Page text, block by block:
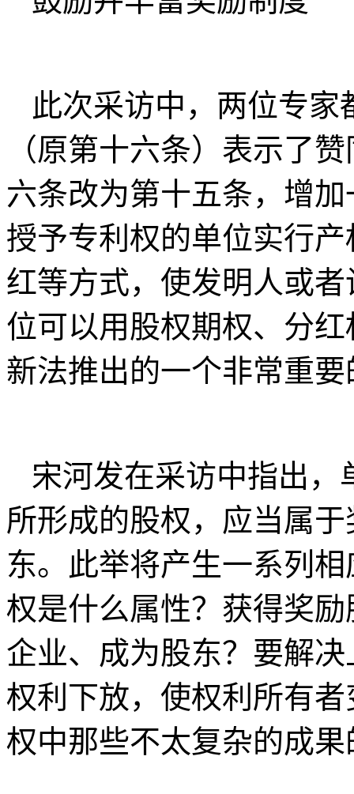
此次采访中，两位专
（原第十六条）表示了
六条改为第十五条，增
授予专利权的单位实行
红等方式，使发明人或
位可以用股权期权、分
新法推出的一个非常重
宋河发在采访中指出
所形成的股权，应当属
东。此举将产生一系列
权是什么属性？获得奖
企业、成为股东？要解
权利下放，使权利所有
权中那些不太复杂的成